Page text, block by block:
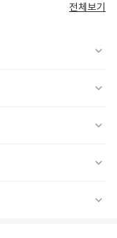
전체보기